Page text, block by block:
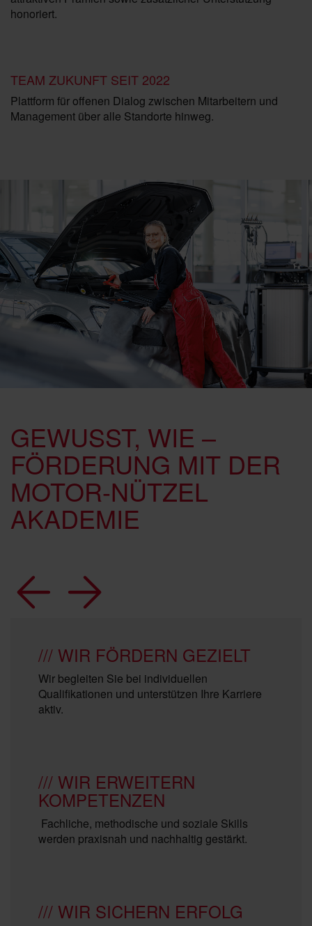
honoriert.
TEAM ZUKUNFT SEIT 2022
Plattform für offenen Dialog zwischen Mitarbeitern und
Management über alle Standorte hinweg.
GEWUSST, WIE –
FÖRDERUNG MIT DER
MOTOR-NÜTZEL
AKADEMIE
/// WIR FÖRDERN GEZIELT
Wir begleiten Sie bei individuellen
Qualifikationen und unterstützen Ihre Karriere
aktiv.
/// WIR ERWEITERN
KOMPETENZEN
Fachliche, methodische und soziale Skills
werden praxisnah und nachhaltig gestärkt.
/// WIR SICHERN ERFOLG